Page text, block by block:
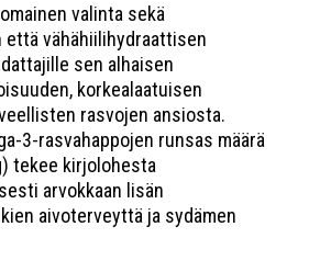
valinta sekä
että vähähiilihydraattisen
sen alhaisen
korkealaatuisen
rasvojen ansiosta.
3-rasvahappojen runsas määrä
tekee kirjolohesta
arvokkaan lisän
aivoterveyttä ja sydämen